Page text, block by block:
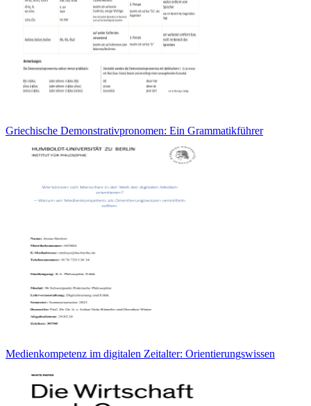
Griechische Demonstrativpronomen: Ein Grammatikführer
Medienkompetenz im digitalen Zeitalter: Orientierungswissen